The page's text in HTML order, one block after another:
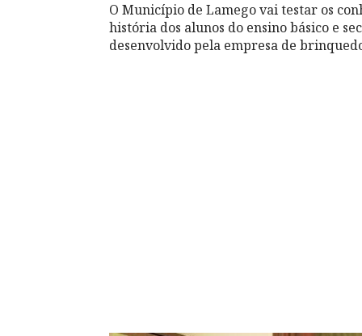
O Município de Lamego vai testar os
história dos alunos do ensino básico e
desenvolvido pela empresa de